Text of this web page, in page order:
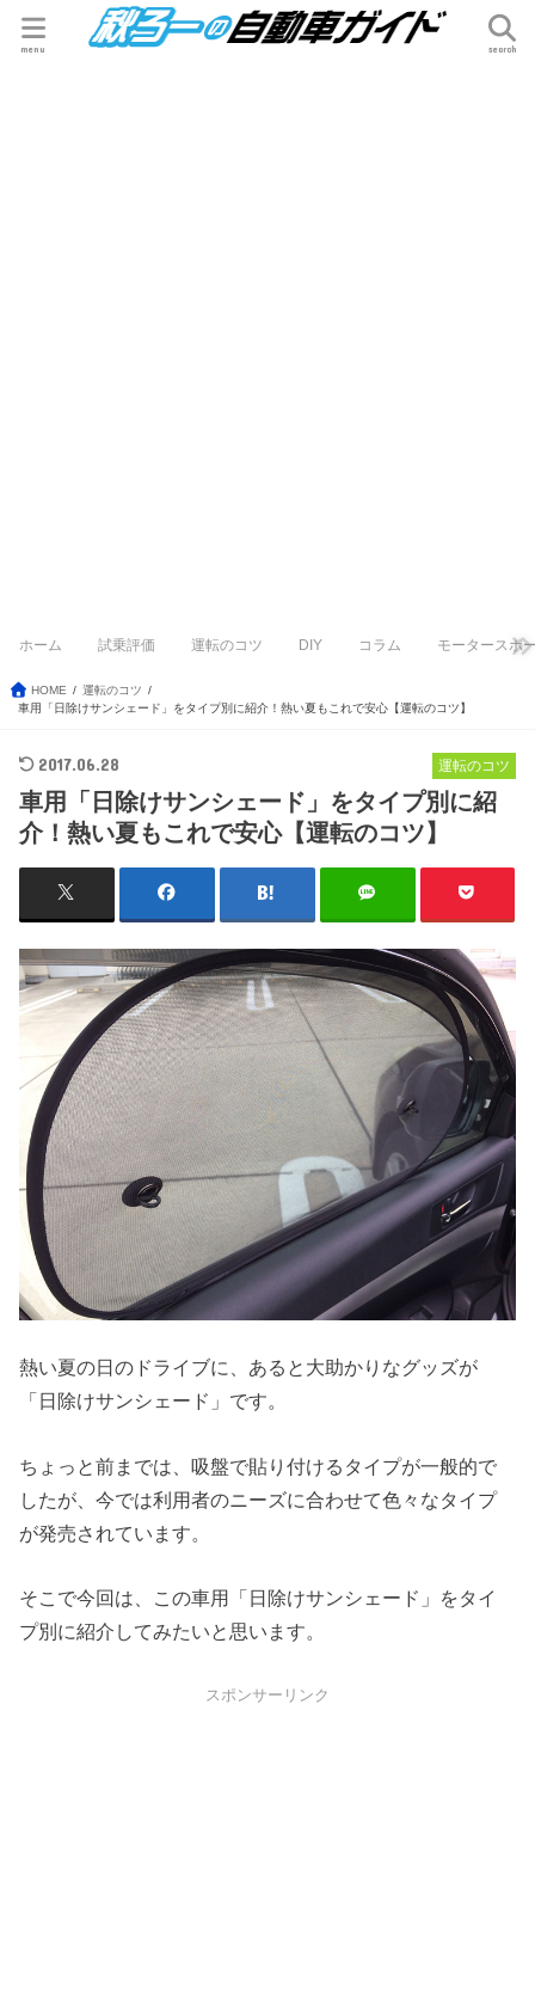
search
menu
ホーム 試乗評価 運転のコツ DIY コラム モータースポ
HOME
運転のコツ
車用「日除けサンシェード」をタイプ別に紹介！熱い夏もこれで安心【運転のコツ】
運転のコツ
2017.06.28
車用「日除けサンシェード」をタイプ別に紹
介！熱い夏もこれで安心【運転のコツ】
熱い夏の日のドライブに、あると大助かりなグッズが
「日除けサンシェード」です。
ちょっと前までは、吸盤で貼り付けるタイプが一般的で
したが、今では利用者のニーズに合わせて色々なタイプ
が発売されています。
そこで今回は、この車用「日除けサンシェード」をタイ
プ別に紹介してみたいと思います。
スポンサーリンク